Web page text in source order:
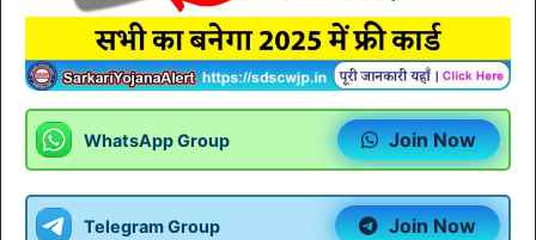
WhatsApp Group Join Now
Telegram Group Join Now